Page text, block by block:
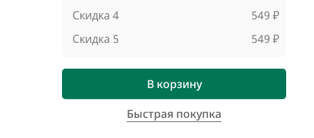
Скидка 4
549 ₽
Скидка 5
549 ₽
В корзину
Быстрая покупка